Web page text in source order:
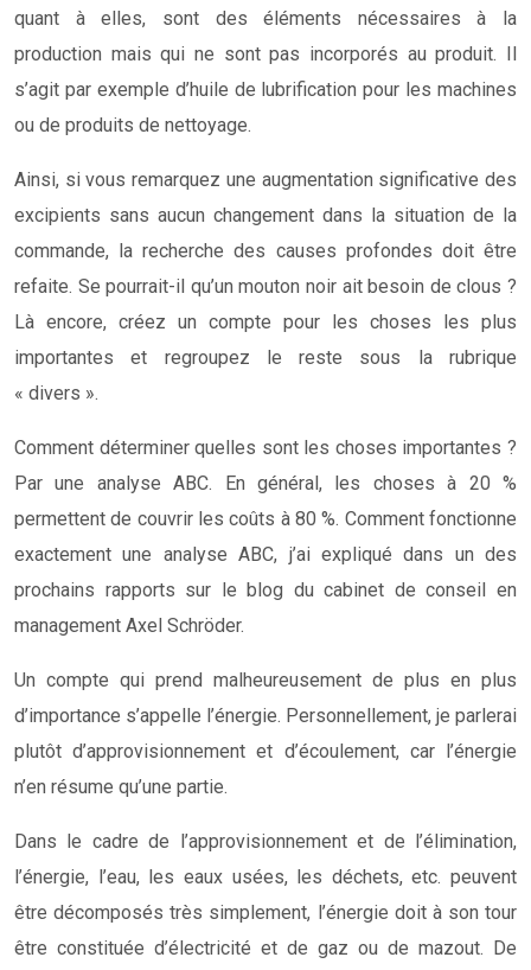
quant à elles, sont des éléments nécessaires à la
production mais qui ne sont pas incorporés au produit. Il
s’agit par exemple d’huile de lubrification pour les machines
ou de produits de nettoyage.
Ainsi, si vous remarquez une augmentation significative des
excipients sans aucun changement dans la situation de la
commande, la recherche des causes profondes doit être
refaite. Se pourrait-il qu’un mouton noir ait besoin de clous ?
Là encore, créez un compte pour les choses les plus
importantes et regroupez le reste sous la rubrique
« divers ».
Comment déterminer quelles sont les choses importantes ?
Par une analyse ABC. En général, les choses à 20 %
permettent de couvrir les coûts à 80 %. Comment fonctionne
exactement une analyse ABC, j’ai expliqué dans un des
prochains rapports sur le blog du cabinet de conseil en
management Axel Schröder.
Un compte qui prend malheureusement de plus en plus
d’importance s’appelle l’énergie. Personnellement, je parlerai
plutôt d’approvisionnement et d’écoulement, car l’énergie
n’en résume qu’une partie.
Dans le cadre de l’approvisionnement et de l’élimination,
l’énergie, l’eau, les eaux usées, les déchets, etc. peuvent
être décomposés très simplement, l’énergie doit à son tour
être constituée d’électricité et de gaz ou de mazout. De